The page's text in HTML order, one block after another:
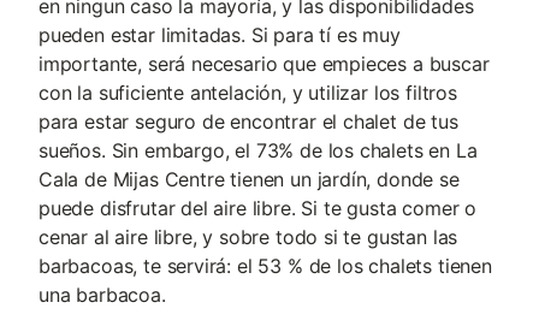
en ningun caso la mayoría, y las disponibilidades
pueden estar limitadas. Si para tí es muy
importante, será necesario que empieces a buscar
con la suficiente antelación, y utilizar los filtros
para estar seguro de encontrar el chalet de tus
sueños. Sin embargo, el 73% de los chalets en La
Cala de Mijas Centre tienen un jardín, donde se
puede disfrutar del aire libre. Si te gusta comer o
cenar al aire libre, y sobre todo si te gustan las
barbacoas, te servirá: el 53 % de los chalets tienen
una barbacoa.